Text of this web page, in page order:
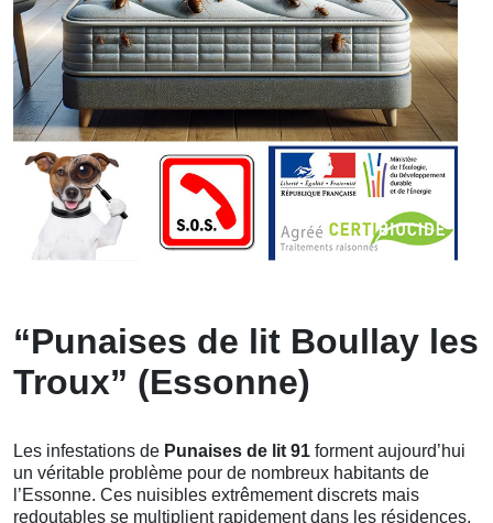
“Punaises de lit Boullay les
Troux” (Essonne)
Les infestations de Punaises de lit 91 forment aujourd’hui
un véritable problème pour de nombreux habitants de
l’Essonne. Ces nuisibles extrêmement discrets mais
redoutables se multiplient rapidement dans les résidences,